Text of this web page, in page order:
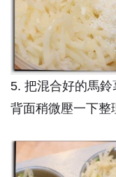
5. 把混合好的馬
背面稍微壓一下整